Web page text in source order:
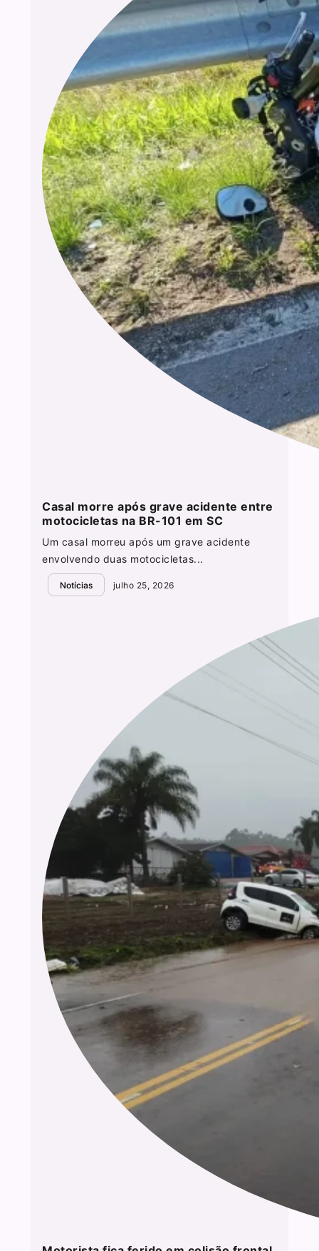
Casal morre após grave acidente entre
motocicletas na BR-101 em SC
Um casal morreu após um grave acidente
envolvendo duas motocicletas...
Notícias julho 25, 2026